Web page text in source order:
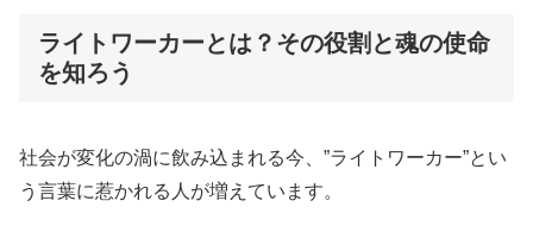
ライトワーカーとは？その役割と魂の使命
を知ろう
社会が変化の渦に飲み込まれる今、”ライトワーカー”とい
う言葉に惹かれる人が増えています。